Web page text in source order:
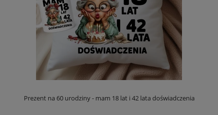
Prezent na 60 urodziny - mam 18 lat i 42 lata doświadczenia